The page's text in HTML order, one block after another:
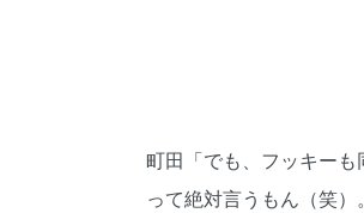
町田「でも、フッキー
って絶対言うもん（笑）